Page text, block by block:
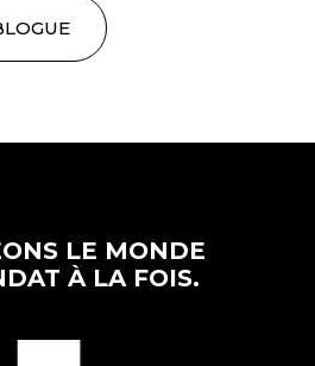
LE MONDE
À LA FOIS.